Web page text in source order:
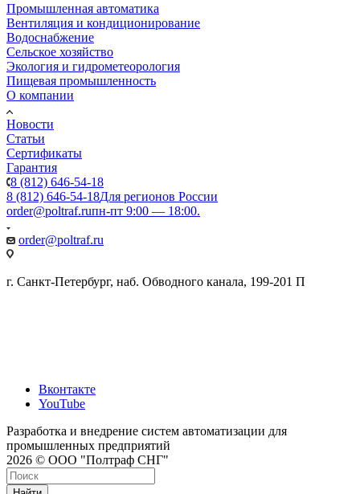
Промышленная автоматика
Вентиляция и кондиционирование
Водоснабжение
Сельское хозяйство
Экология и гидрометеорология
Пищевая промышленность
О компании
Новости
Статьи
Сертификаты
Гарантия
8 (812) 646-54-18
8 (812) 646-54-18Для регионов России
order@poltraf.ruпн-пт 9:00 — 18:00.
order@poltraf.ru
г. Санкт-Петербург, наб. Обводного канала, 199-201 П
Вконтакте
YouTube
Разработка и внедрение систем автоматизации для
промышленных предприятий
2026 © ООО "Полтраф СНГ"